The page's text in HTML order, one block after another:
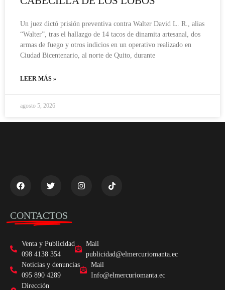
Un juez dictó prisión preventiva contra Walter David L. R., alias
“Walter”, tras el hallazgo de 14 tacos de dinamita artesanal, dos
armas de fuego y otros indicios en un operativo realizado en
Ciudad Bicentenario, al norte de Quito, durante
LEER MÁS »
agosto 5, 2026
CONTACTOS
Venta y Publicidad
098 4138 354
Mail
publicidad@elmercuriomanta.ec
Noticias y denuncias
095 890 4289
Mail
Info@elmercuriomanta.ec
Dirección